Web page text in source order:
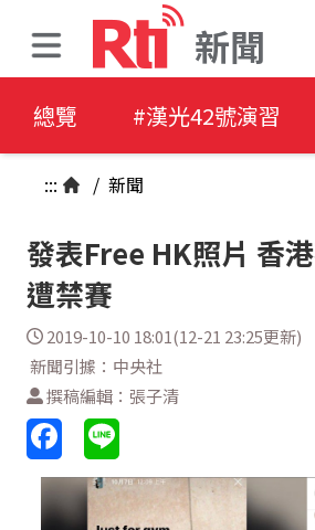
新聞
總覽 #漢光42號演習
::: / 新聞
發表Free HK照片 香
遭禁賽
2019-10-10 18:01(12-21 23:25更新)
新聞引據：中央社
撰稿編輯：張子清